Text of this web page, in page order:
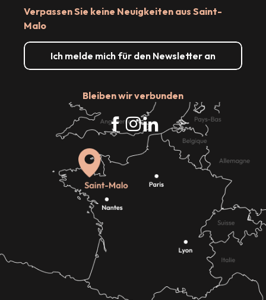
Verpassen Sie keine Neuigkeiten aus Saint-
Malo
Ich melde mich für den Newsletter an
Bleiben wir verbunden